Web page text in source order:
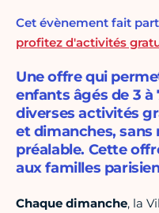
Cet évènement fait
profitez d'activités
Une offre qui
enfants âgés de 3
diverses activités
et dimanches, sans
préalable. Cette
aux familles
Chaque dimanche, la